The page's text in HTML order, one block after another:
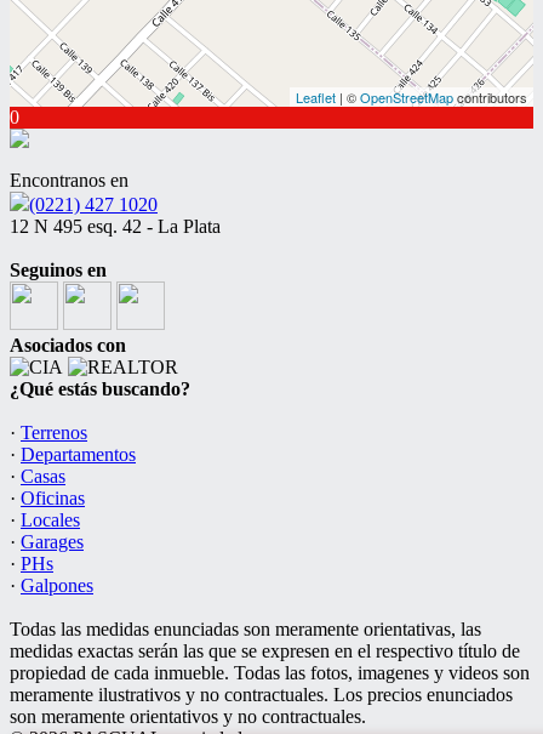
Leaflet | ©OpenStreetMapcontributors
0
Encontranos en
(0221) 427 1020
12 N 495 esq. 42 - La Plata
Seguinos en
Asociados con
¿Qué estás buscando?
· Terrenos
· Departamentos
· Casas
· Oficinas
· Locales
· Garages
· PHs
· Galpones
Todas las medidas enunciadas son meramente orientativas, las
medidas exactas serán las que se expresen en el respectivo título de
propiedad de cada inmueble. Todas las fotos, imagenes y videos son
meramente ilustrativos y no contractuales. Los precios enunciados
son meramente orientativos y no contractuales.